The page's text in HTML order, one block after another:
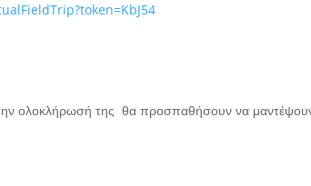
ολοκλήρωσή της θα προσπαθήσουν να